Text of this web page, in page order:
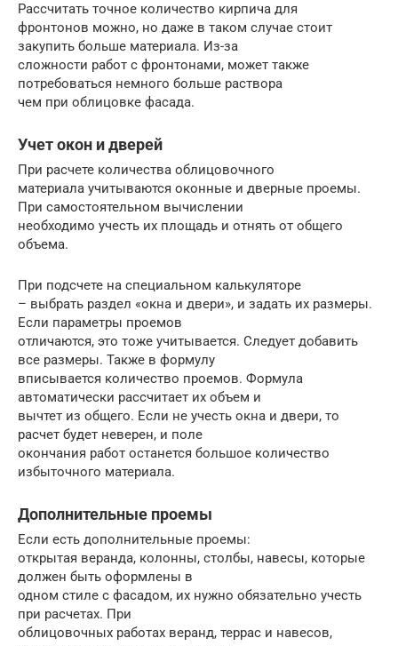
Рассчитать точное количество кирпича для
фронтонов можно, но даже в таком случае стоит
закупить больше материала. Из-за
сложности работ с фронтонами, может также
потребоваться немного больше раствора
чем при облицовке фасада.
Учет окон и дверей
При расчете количества облицовочного
материала учитываются оконные и дверные проемы.
При самостоятельном вычислении
необходимо учесть их площадь и отнять от общего
объема.
При подсчете на специальном калькуляторе
– выбрать раздел «окна и двери», и задать их размеры.
Если параметры проемов
отличаются, это тоже учитывается. Следует добавить
все размеры. Также в формулу
вписывается количество проемов. Формула
автоматически рассчитает их объем и
вычтет из общего. Если не учесть окна и двери, то
расчет будет неверен, и поле
окончания работ останется большое количество
избыточного материала.
Дополнительные проемы
Если есть дополнительные проемы:
открытая веранда, колонны, столбы, навесы, которые
должен быть оформлены в
одном стиле с фасадом, их нужно обязательно учесть
при расчетах. При
облицовочных работах веранд, террас и навесов,